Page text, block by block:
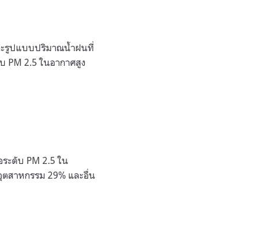
ะรูปแบบปริมาณน้ำฝนที่
PM 2.5 ในอากาศสูง
ะดับ PM 2.5 ใน
สาหกรรม 29% และอื่น